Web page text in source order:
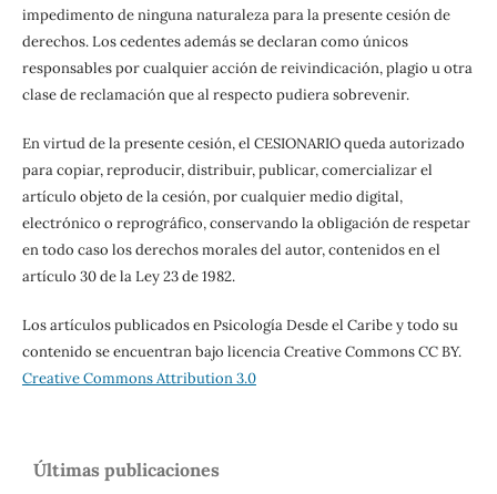
impedimento de ninguna naturaleza para la presente cesión de
derechos. Los cedentes además se declaran como únicos
responsables por cualquier acción de reivindicación, plagio u otra
clase de reclamación que al respecto pudiera sobrevenir.
En virtud de la presente cesión, el CESIONARIO queda autorizado
para copiar, reproducir, distribuir, publicar, comercializar el
artículo objeto de la cesión, por cualquier medio digital,
electrónico o reprográfico, conservando la obligación de respetar
en todo caso los derechos morales del autor, contenidos en el
artículo 30 de la Ley 23 de 1982.
Los artículos publicados en Psicología Desde el Caribe y todo su
contenido se encuentran bajo licencia Creative Commons CC BY.
Creative Commons Attribution 3.0
Últimas publicaciones